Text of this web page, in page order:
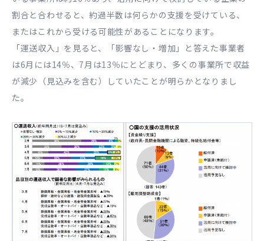
割合と合わせると、約過半数は何らかの支援を受けている、
またはこれから受ける可能性があることになります。
「運送収入」を見ると、「影響なし・増加」と答えた事業者
は6月には14％、7月は13％にとどまり、多くの事業所で収益
が減少（見込みを含む）していたことが明らかとなりまし
た。